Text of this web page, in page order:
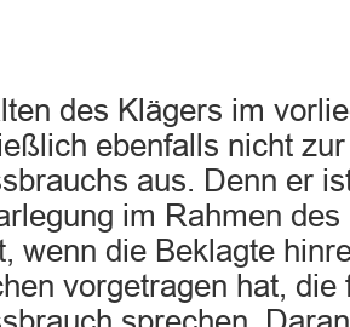
des Klägers im
ebenfalls nicht
aus. Denn er
im Rahmen des
wenn die Beklagte
vorgetragen hat, die